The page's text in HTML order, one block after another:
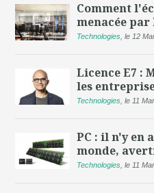
Comment
menacée
Technologies ,le 12
Licence E7 :
les
Technologies ,le 11
PC : il n'y en
monde,
Technologies ,le 11